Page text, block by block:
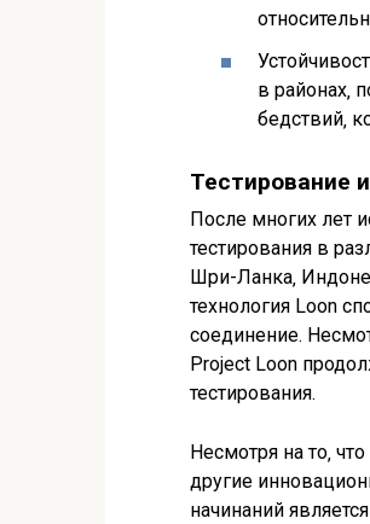
в районах‚
бедствий‚
Тестирование
После многих лет
тестирования в
Шри-Ланка‚
технология Loon
соединение.
Project Loon
тестирования.
Несмотря на то‚ что
другие
начинаний